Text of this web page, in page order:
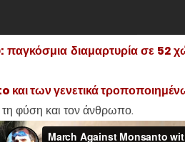
παγκόσμια διαμαρτυρία σε 52
των γενετικά
τη φύση και τον άνθρωπο.